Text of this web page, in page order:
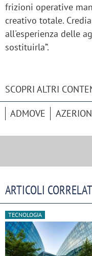
frizioni operative
creativo totale.
all'esperienza delle
sostituirla”.
SCOPRI ALTRI
ADMOVE AZERION
ARTICOLI
TECNOLOGIA